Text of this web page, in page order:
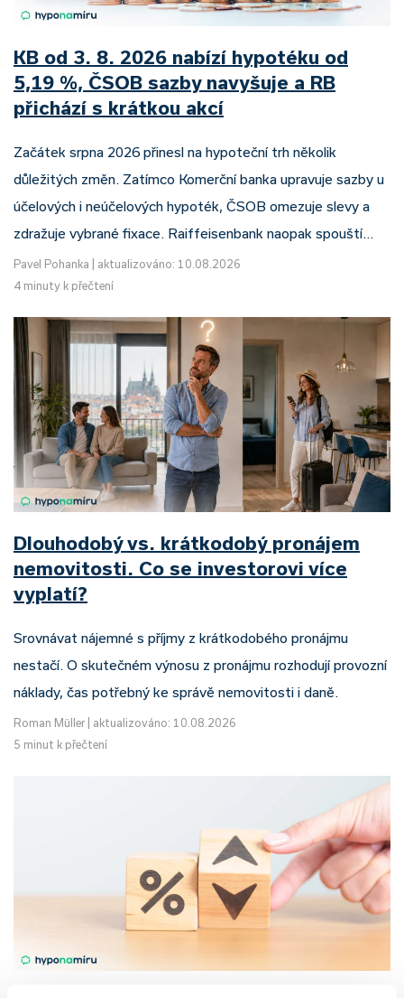
KB od 3. 8. 2026 nabízí hypotéku od
5,19 %, ČSOB sazby navyšuje a RB
přichází s krátkou akcí
Začátek srpna 2026 přinesl na hypoteční trh několik
důležitých změn. Zatímco Komerční banka upravuje sazby u
účelových i neúčelových hypoték, ČSOB omezuje slevy a
zdražuje vybrané fixace. Raiffeisenbank naopak spouští…
Pavel Pohanka
aktualizováno: 10.08.2026
4 minuty k přečtení
Dlouhodobý vs. krátkodobý pronájem
nemovitosti. Co se investorovi více
vyplatí?
Srovnávat nájemné s příjmy z krátkodobého pronájmu
nestačí. O skutečném výnosu z pronájmu rozhodují provozní
náklady, čas potřebný ke správě nemovitosti i daně.
Roman Müller
aktualizováno: 10.08.2026
5 minut k přečtení